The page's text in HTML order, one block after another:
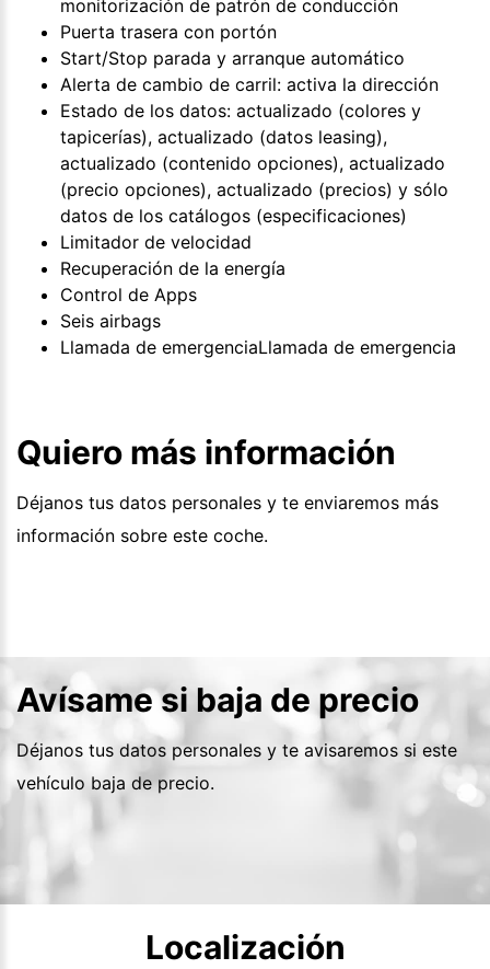
monitorización de patrón de conducción
Puerta trasera con portón
Start/Stop parada y arranque automático
Alerta de cambio de carril: activa la dirección
Estado de los datos: actualizado (colores y
tapicerías), actualizado (datos leasing),
actualizado (contenido opciones), actualizado
(precio opciones), actualizado (precios) y sólo
datos de los catálogos (especificaciones)
Limitador de velocidad
Recuperación de la energía
Control de Apps
Seis airbags
Llamada de emergenciaLlamada de emergencia
Quiero más información
Déjanos tus datos personales y te enviaremos más
información sobre este coche.
Avísame si baja de precio
Déjanos tus datos personales y te avisaremos si este
vehículo baja de precio.
Localización